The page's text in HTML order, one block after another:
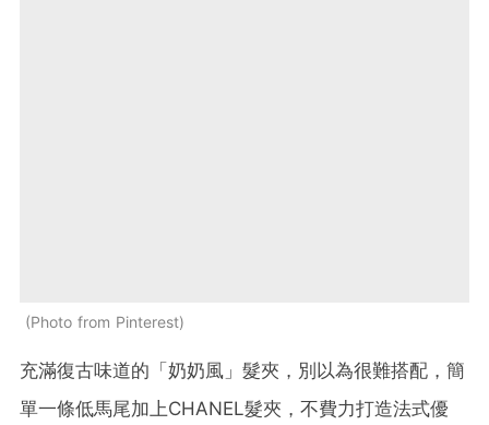
Photo from Pinterest
充滿復古味道的「奶奶風」髮夾，別以為很難搭配，簡
單一條低馬尾加上CHANEL髮夾，不費力打造法式優